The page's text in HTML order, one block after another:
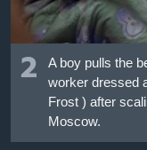
2
A boy pulls the
worker dressed
Frost ) after
Moscow.